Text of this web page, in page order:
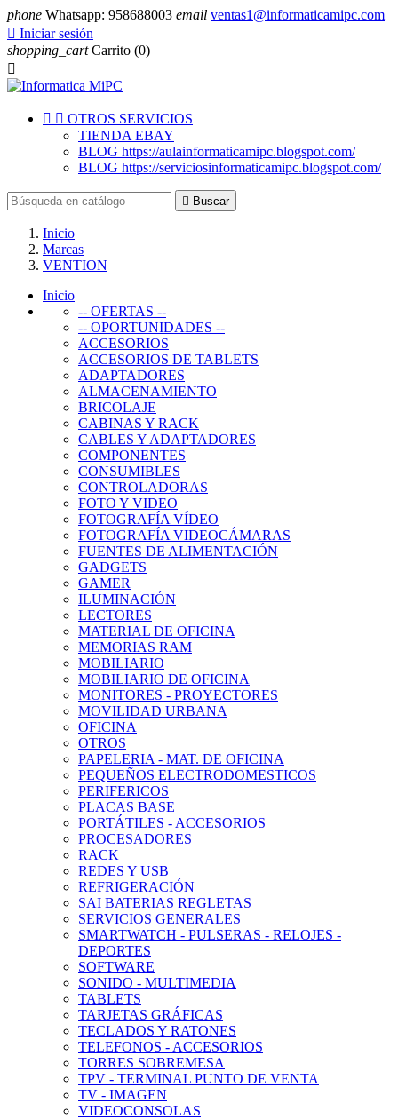
phone Whatsapp: 958688003 email ventas1@informaticamipc.com
 Iniciar sesión
shopping_cart Carrito (0)

  OTROS SERVICIOS
TIENDA EBAY
BLOG https://aulainformaticamipc.blogspot.com/
BLOG https://serviciosinformaticamipc.blogspot.com/
 Buscar
Inicio
Marcas
VENTION
Inicio
-- OFERTAS --
-- OPORTUNIDADES --
ACCESORIOS
ACCESORIOS DE TABLETS
ADAPTADORES
ALMACENAMIENTO
BRICOLAJE
CABINAS Y RACK
CABLES Y ADAPTADORES
COMPONENTES
CONSUMIBLES
CONTROLADORAS
FOTO Y VIDEO
FOTOGRAFÍA VÍDEO
FOTOGRAFÍA VIDEOCÁMARAS
FUENTES DE ALIMENTACIÓN
GADGETS
GAMER
ILUMINACIÓN
LECTORES
MATERIAL DE OFICINA
MEMORIAS RAM
MOBILIARIO
MOBILIARIO DE OFICINA
MONITORES - PROYECTORES
MOVILIDAD URBANA
OFICINA
OTROS
PAPELERIA - MAT. DE OFICINA
PEQUEÑOS ELECTRODOMESTICOS
PERIFERICOS
PLACAS BASE
PORTÁTILES - ACCESORIOS
PROCESADORES
RACK
REDES Y USB
REFRIGERACIÓN
SAI BATERIAS REGLETAS
SERVICIOS GENERALES
SMARTWATCH - PULSERAS - RELOJES -
DEPORTES
SOFTWARE
SONIDO - MULTIMEDIA
TABLETS
TARJETAS GRÁFICAS
TECLADOS Y RATONES
TELEFONOS - ACCESORIOS
TORRES SOBREMESA
TPV - TERMINAL PUNTO DE VENTA
TV - IMAGEN
VIDEOCONSOLAS